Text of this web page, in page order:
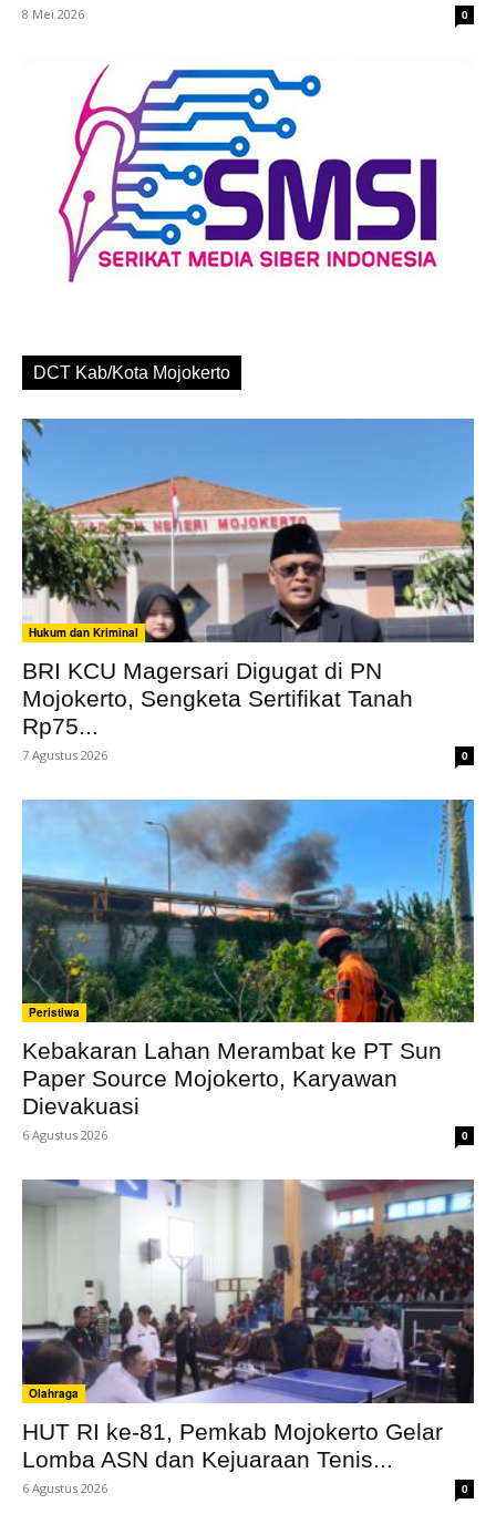
8 Mei 2026 0
DCT Kab/Kota Mojokerto
Hukum dan Kriminal
BRI KCU Magersari Digugat di PN
Mojokerto, Sengketa Sertifikat Tanah
Rp75...
7 Agustus 2026 0
Peristiwa
Kebakaran Lahan Merambat ke PT Sun
Paper Source Mojokerto, Karyawan
Dievakuasi
6 Agustus 2026 0
Olahraga
HUT RI ke-81, Pemkab Mojokerto Gelar
Lomba ASN dan Kejuaraan Tenis...
6 Agustus 2026 0